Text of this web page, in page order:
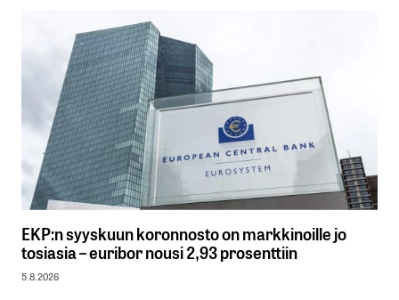
EKP:n syyskuun koronnosto on markkinoille jo
tosiasia – euribor nousi 2,93 prosenttiin
5.8.2026